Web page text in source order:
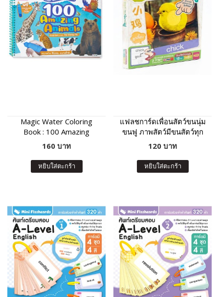
Magic Water Coloring
Book : 100 Amazing
Animals
160 บาท
หยิบใส่ตะกร้า
แฟลชการ์ดเพื่อนสัตว์ขนนุ่ม
ขนฟู ภาพสัตว์มีขนสัตว์ทุก
แผ่น พร้อมคำศัพท์ 3 ภาษา
ฝึกเขียนได้
120 บาท
หยิบใส่ตะกร้า